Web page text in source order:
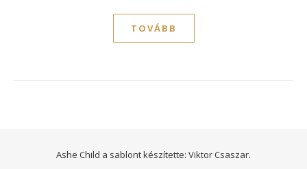
TOVÁBB
Ashe Child a sablont készítette: Viktor Csaszar.